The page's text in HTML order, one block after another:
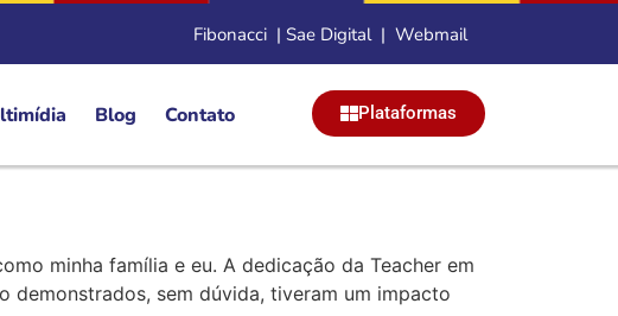
Fibonacci | Sae Digital| Webmail
Blog Contato Plataformas
minha família e eu. A dedicação da Teacher em
demonstrados, sem dúvida, tiveram um impacto